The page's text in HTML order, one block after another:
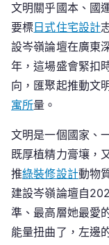
評
中
國
JIUYI
俱
宅
設
計】
奏
響
文
明
文明關乎國本、國
要標 日式住宅設計
設岑嶺論壇在廣東
年，這場盛會緊扣
向，匯聚起推動文
寓所量。
文明是一個國家、
既厚植精力膏壤，
推綠裝修設計動物
建設岑嶺論壇自
準、最高層她最愛
能量扭曲了，左邊